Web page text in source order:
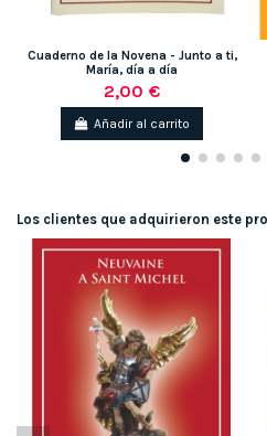
Cuaderno de la Novena - Junto a ti,
María, día a día
2,00 €
Añadir al carrito
Los clientes que adquirieron este